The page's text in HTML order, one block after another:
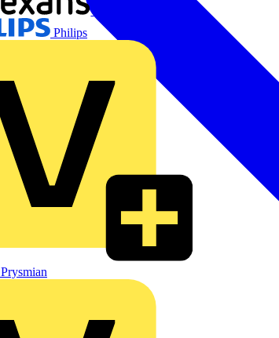
Philips
Prysmian